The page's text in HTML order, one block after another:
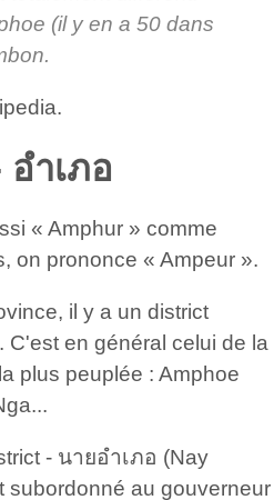
(il y en a 50 dans
ำเภอ
« Amphur » comme
on prononce « Ampeur ».
il y a un district
C'est en général celui de la
plus peuplée : Amphoe
- นายอำเภอ (Nay
subordonné au gouverneur